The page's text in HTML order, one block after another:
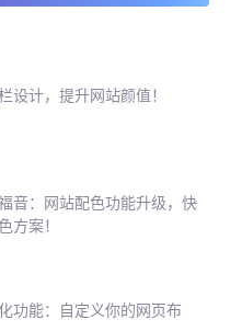
设计，提升网站颜值！
音：网站配色功能升级，快
方案！
功能：自定义你的网页布